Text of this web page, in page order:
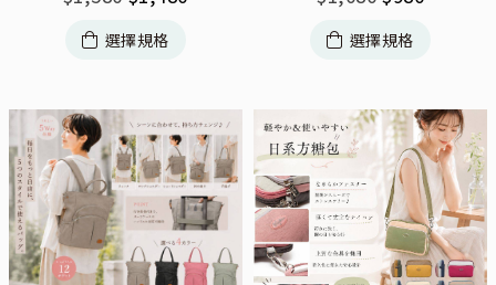
選擇規格 選擇規格